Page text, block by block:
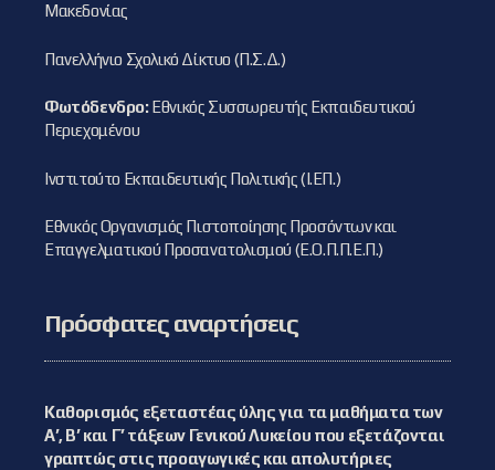
Μακεδονίας
Πανελλήνιο Σχολικό Δίκτυο (Π.Σ.Δ.)
Φωτόδενδρο:Εθνικός Συσσωρευτής Εκπαιδευτικού
Περιεχομένου
Ινστιτούτο Εκπαιδευτικής Πολιτικής (Ι.ΕΠ.)
Εθνικός Οργανισμός Πιστοποίησης Προσόντων και
Επαγγελματικού Προσανατολισμού (Ε.Ο.Π.Π.Ε.Π.)
Πρόσφατες αναρτήσεις
Καθορισμός εξεταστέας ύλης για τα μαθήματα των
Α’, Β’ και Γ’ τάξεων Γενικού Λυκείου που εξετάζονται
γραπτώς στις προαγωγικές και απολυτήριες